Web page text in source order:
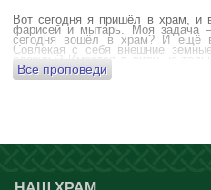
Вот сегодня я пришёл в храм, и
фарисей и мытарь. Моя задача
сегодня вошёл в храм? И ещё
Совлекая с себя внешние
одежды? Имеется в виду не
есть помыслы.
сердца?
Бог открыл помыслы людей,
Все проповеди